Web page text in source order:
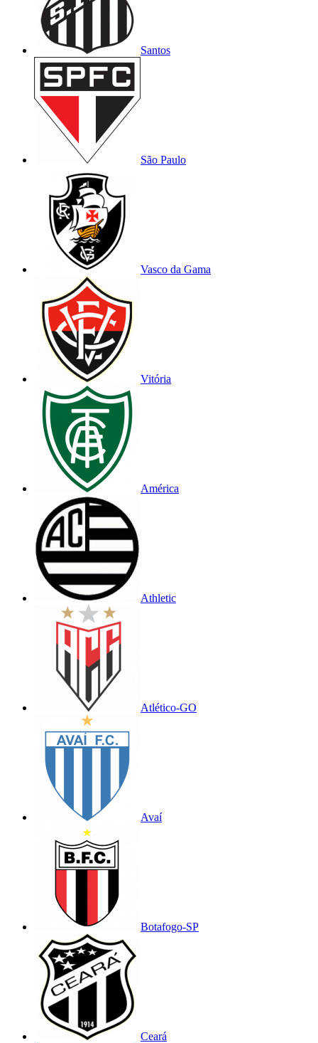
Santos
São Paulo
Vasco da Gama
Vitória
América
Athletic
Atlético-GO
Avaí
Botafogo-SP
Ceará